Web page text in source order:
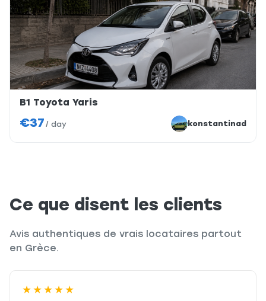
B1 Toyota Yaris
€37 / day konstantinad
Ce que disent les clients
Avis authentiques de vrais locataires partout
en Grèce.
★★★★★